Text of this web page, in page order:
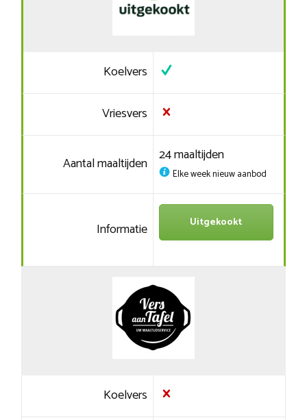
Koelvers
Vriesvers
Aantal maaltijden 24 maaltijden
Elke week nieuw aanbod
Informatie Uitgekookt
Koelvers